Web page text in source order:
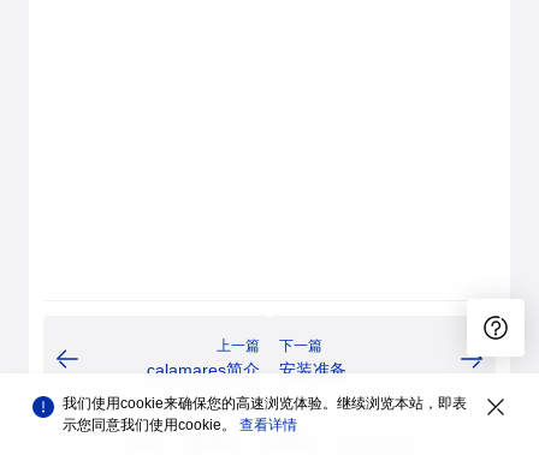
上一篇
calamares简介 安装准备
下一篇
我们使用cookie来确保您的高速浏览体验。继续浏览本站，即表
示您同意我们使用cookie。 查看详情